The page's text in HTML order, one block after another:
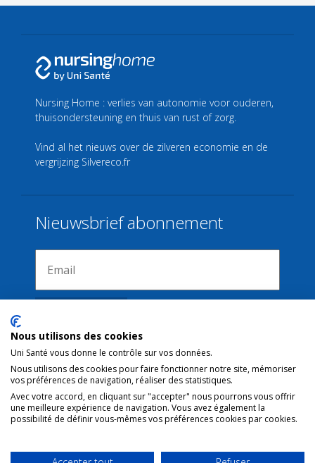
Nursing Home : verlies van autonomie voor ouderen,
thuisondersteuning en thuis van rust of zorg.
Vind al het nieuws over de zilveren economie en de
vergrijzing Silvereco.fr
Nieuwsbrief abonnement
Verbindingen
Juridische kennisgeving
Nous utilisons des cookies
Uni Santé vous donne le contrôle sur vos données.
Nous utilisons des cookies pour faire fonctionner notre site, mémoriser
vos préférences de navigation, réaliser des statistiques.
Avec votre accord, en cliquant sur "accepter" nous pourrons vous offrir
une meilleure expérience de navigation. Vous avez également la
possibilité de définir vous-mêmes vos préférences cookies par cookies.